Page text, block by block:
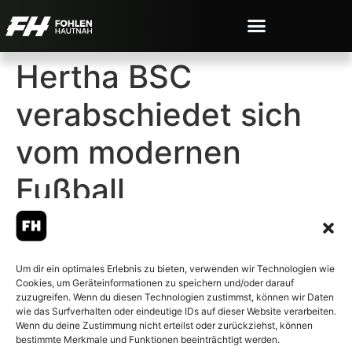
Um dir ein optimales Erlebnis zu bieten, verwenden wir Technologien wie
Cookies, um Geräteinformationen zu speichern und/oder darauf
zuzugreifen. Wenn du diesen Technologien zustimmst, können wir Daten
wie das Surfverhalten oder eindeutige IDs auf dieser Website verarbeiten.
Wenn du deine Zustimmung nicht erteilst oder zurückziehst, können
bestimmte Merkmale und Funktionen beeinträchtigt werden.
Hertha BSC
verabschiedet sich
vom modernen
Fußball
© 2007-2026 Fohlen-Hautnah.de
– Alle rechte vorbehalten.
Fohlen-Hautnah.de ist ein
offiziell eingetragenes Magazin